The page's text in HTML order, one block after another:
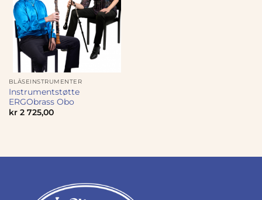
BLÅSEINSTRUMENTER
Instrumentstøtte
ERGObrass Obo
kr2 725,00